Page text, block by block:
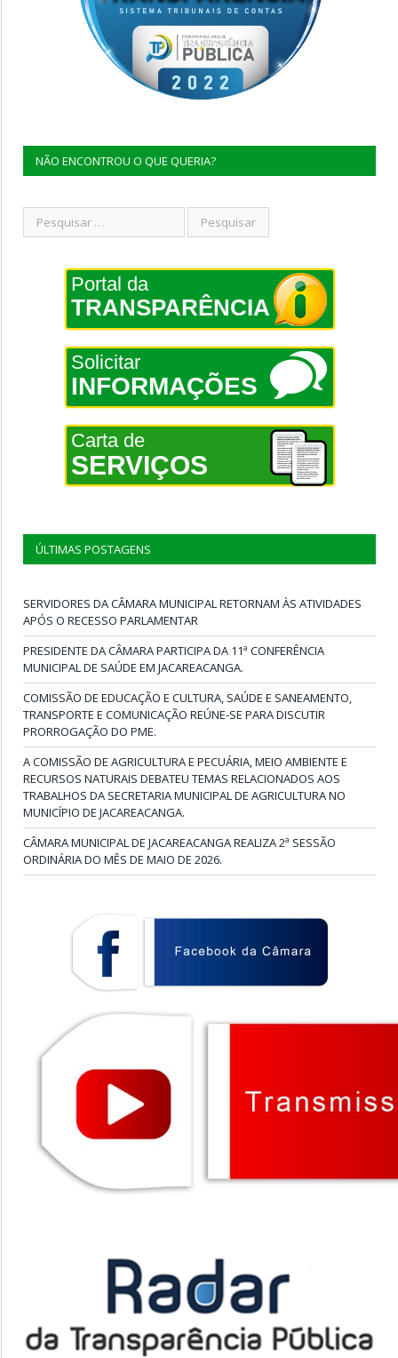
NÃO ENCONTROU O QUE QUERIA?
Portal da
TRANSPARÊNCIA
Solicitar
INFORMAÇÕES
Carta de
SERVIÇOS
ÚLTIMAS POSTAGENS
SERVIDORES DA CÂMARA MUNICIPAL RETORNAM ÀS ATIVIDADES
APÓS O RECESSO PARLAMENTAR
PRESIDENTE DA CÂMARA PARTICIPA DA 11ª CONFERÊNCIA
MUNICIPAL DE SAÚDE EM JACAREACANGA.
COMISSÃO DE EDUCAÇÃO E CULTURA, SAÚDE E SANEAMENTO,
TRANSPORTE E COMUNICAÇÃO REÚNE-SE PARA DISCUTIR
PRORROGAÇÃO DO PME.
A COMISSÃO DE AGRICULTURA E PECUÁRIA, MEIO AMBIENTE E
RECURSOS NATURAIS DEBATEU TEMAS RELACIONADOS AOS
TRABALHOS DA SECRETARIA MUNICIPAL DE AGRICULTURA NO
MUNICÍPIO DE JACAREACANGA.
CÂMARA MUNICIPAL DE JACAREACANGA REALIZA 2ª SESSÃO
ORDINÁRIA DO MÊS DE MAIO DE 2026.